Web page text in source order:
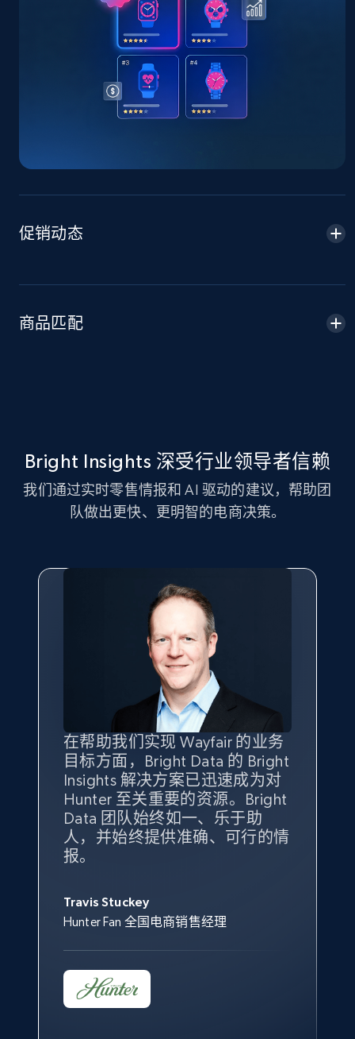
URL, Title, Available, Description, Currency, Initial
price, Final price, Discount percent, and more.
668+
price, Final price, Discount percent, and more.
5.4K+
Amazon sellers info
URL, Product id, Title, Seller name, Seller rating,
Seller reviews, Breadcrumbs, Root category, and
eBay - Gather data on products using
URL, Product id, Title, Seller name, Seller rating,
Seller reviews, Breadcrumbs, Root category, and
more.
2.5K+ 359+ 立即开始
eBay - Collect products from shops on eBay
Seller reviews, Breadcrumbs, Root category, and
more.
促销动态
商品匹配
Bright Insights 深受行业领导者信赖
我们通过实时零售情报和 AI 驱动的建议，帮助团
队做出更快、更明智的电商决策。
在帮助我们实现 Wayfair 的业务
目标方面，Bright Data 的 Bright
Insights 解决方案已迅速成为对
Hunter 至关重要的资源。Bright
Data 团队始终如一、乐于助
人，并始终提供准确、可行的情
报。
Travis Stuckey
Hunter Fan 全国电商销售经理
Bright Insights 的数据极大地支
持了我们公司的目标。每个产品
类别的市场份额帮助我们以主要
竞争对手为基准，而供应商的销
售情况则从战术上帮助我们的营
销团队扩大产品种类。
Overstock 的客户战略与洞察总监
我们之所以选择 Bright
Insights，是因为它能够跟踪销
售情况，并绘制对我们业务至关
重要的竞争产品类别图。
Yael Fridman
Keter 的市场总监
借助 Bright Data 的解决方案，
我们获得了对市场领域、产品、
竞争格局以及消费者行为趋势的
独特且全面的洞察。
Beverly Taylor
Kingston Brass, Inc. 商品规划总监